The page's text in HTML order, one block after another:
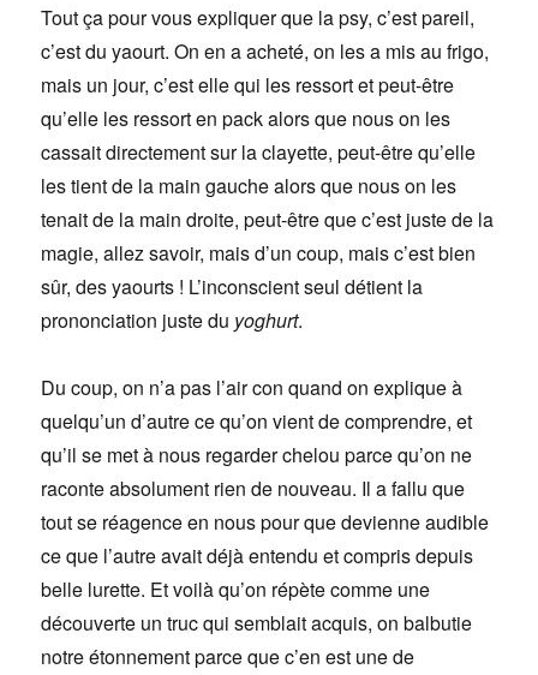
Tout ça pour vous expliquer que la psy, c’est pareil,
c’est du yaourt. On en a acheté, on les a mis au frigo,
mais un jour, c’est elle qui les ressort et peut-être
qu’elle les ressort en pack alors que nous on les
cassait directement sur la clayette, peut-être qu’elle
les tient de la main gauche alors que nous on les
tenait de la main droite, peut-être que c’est juste de la
magie, allez savoir, mais d’un coup, mais c’est bien
sûr, des yaourts ! L’inconscient seul détient la
prononciation juste du yoghurt.
Du coup, on n’a pas l’air con quand on explique à
quelqu’un d’autre ce qu’on vient de comprendre, et
qu’il se met à nous regarder chelou parce qu’on ne
raconte absolument rien de nouveau. Il a fallu que
tout se réagence en nous pour que devienne audible
ce que l’autre avait déjà entendu et compris depuis
belle lurette. Et voilà qu’on répète comme une
découverte un truc qui semblait acquis, on balbutie
notre étonnement parce que c’en est une de